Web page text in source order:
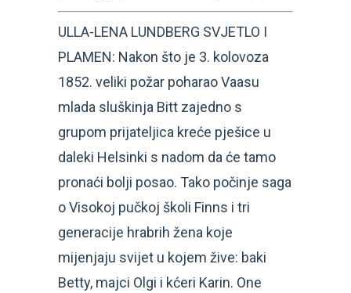
ULLA-LENA LUNDBERG SVJETLO I
PLAMEN: Nakon što je 3. kolovoza
1852. veliki požar poharao Vaasu
mlada sluškinja Bitt zajedno s
grupom prijateljica kreće pješice u
daleki Helsinki s nadom da će tamo
pronaći bolji posao. Tako počinje saga
o Visokoj pučkoj školi Finns i tri
generacije hrabrih žena koje
mijenjaju svijet u kojem žive: baki
Betty, majci Olgi i kćeri Karin. One